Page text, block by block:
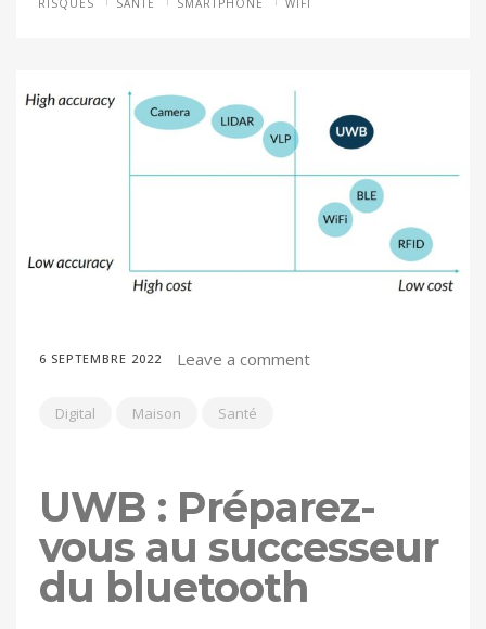
RISQUES SANTÉ SMARTPHONE WIFI
6 SEPTEMBRE 2022 Leave a comment
Digital Maison Santé
UWB : Préparez-
vous au successeur
du bluetooth